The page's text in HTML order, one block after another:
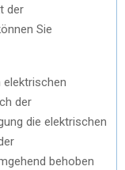
der
Sie
elektrischen
der
die elektrischen
behoben